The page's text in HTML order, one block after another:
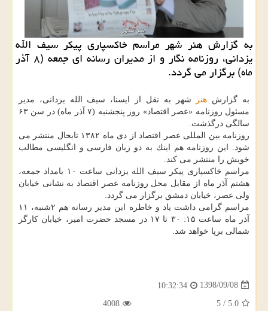
به گزارش هنر شهر مراسم خاكسپاری پیكر سیف الله
یزدانی، روزنامه نگار و از مدیران رسانه ای جمعه (۸ آذر
ماه) برگزار می گردد.
به گزارش هنر
شهر به نقل از ایسنا، سیف الله یزدانی، مدیر
مسئول روزنامه «عصر اقتصاد» روز پنجشنبه (۷ آذر ماه) در سن ۶۳
سالگی درگذشت.
روزنامه بین المللی عصر اقتصاد از دی ماه ۱۳۸۲ تابحال منتشر می
شود. این روزنامه هم اینك به دو زبان فارسی و انگلیسی مطالب
خویش را منتشر می كند.
مراسم خاكسپاری پیكر سیف الله یزدانی ساعت ۱۰ بامداد جمعه،
هشتم آذر ماه از مقابل محل روزنامه عصر اقتصاد به نشانی خیابان
ولی عصر، خیابان دمشق برگزار می گردد.
مراسم گرامی داشت یاد و خاطره این مدیر رسانه هم ۲شنبه، ۱۱
آذر ماه ساعت ۱۵: ۳۰ تا ۱۷ در مسجد حضرت امیر، خیابان كارگر
شمالی برپا خواهد شد.
1398/09/08
10:32:34
5.0
/
5
4008